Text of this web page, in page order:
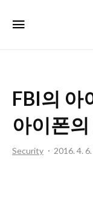
FBI의 아
아이폰
Security 2016. 4.